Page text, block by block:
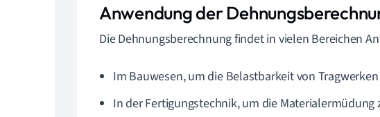
Anwendung der
Die Dehnungsberechnung findet in vielen Bereichen
Im Bauwesen, um die Belastbarkeit von
In der Fertigungstechnik, um die Materialermüdung